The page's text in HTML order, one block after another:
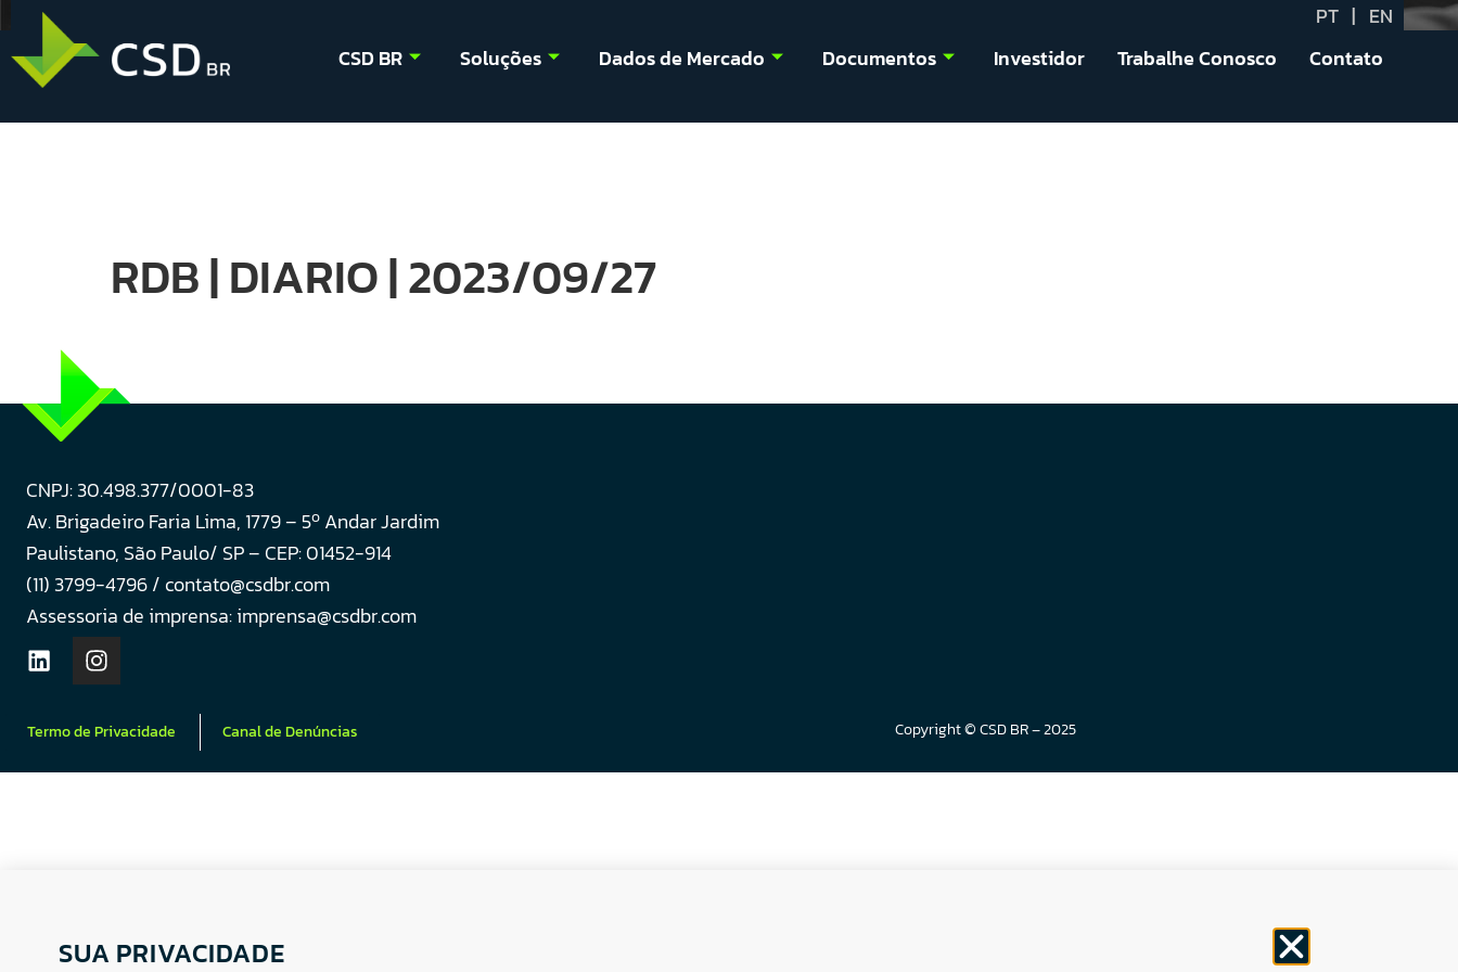
PT | EN
CSD BR
Soluções Dados de Mercado Documentos Investidor Trabalhe Conosco Contato
RDB | DIARIO | 2023/09/27
CNPJ: 30.498.377/0001-83
Av. Brigadeiro Faria Lima, 1779 – 5o Andar Jardim
Paulistano, São Paulo/ SP – CEP: 01452-914
(11) 3799-4796 / contato@csdbr.com
Assessoria de imprensa: imprensa@csdbr.com
Termo de Privacidade Canal de Denúncias Copyright © CSD BR – 2025
SUA PRIVACIDADE